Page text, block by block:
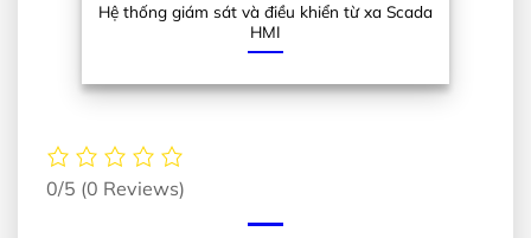
Hệ thống giám sát và điều khiển từ xa Scada
HMI
0/5 (0 Reviews)